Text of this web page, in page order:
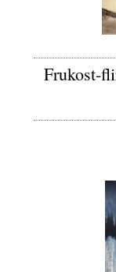
Frukost-